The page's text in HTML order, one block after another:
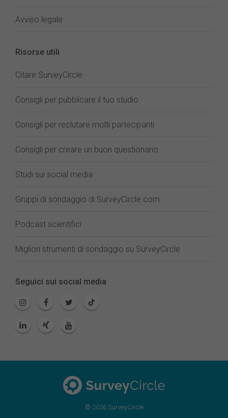
Avviso legale
Risorse utili
Citare SurveyCircle
Consigli per pubblicare il tuo studio
Consigli per reclutare molti partecipanti
Consigli per creare un buon questionario
Studi sui social media
Gruppi di sondaggio di SurveyCircle.com
Podcast scientifici
Migliori strumenti di sondaggio su SurveyCircle
Seguici sui social media
© 2026 SurveyCircle